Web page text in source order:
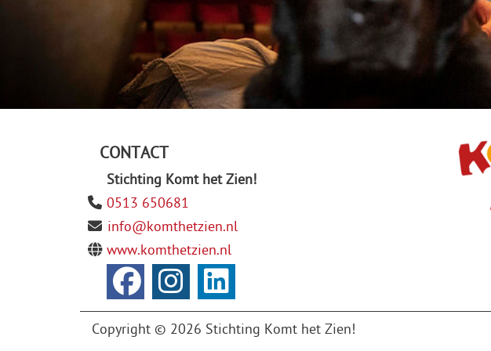
CONTACT
Stichting Komt het Zien!
0513 650681
info@komthetzien.nl
www.komthetzien.nl
Copyright © 2026 Stichting Komt het Zien!